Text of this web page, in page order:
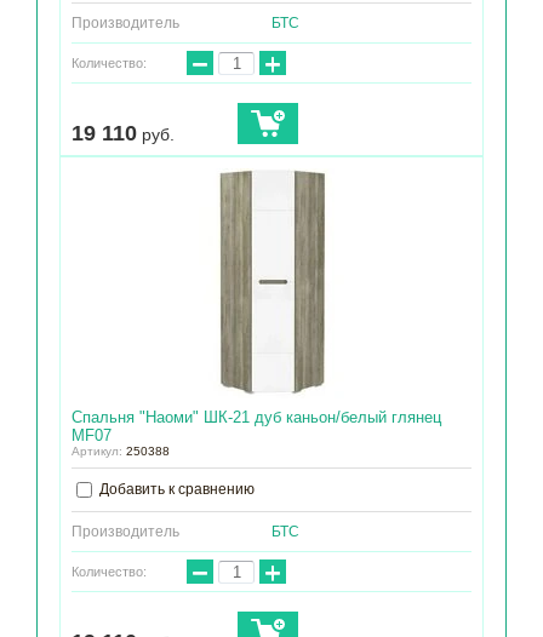
Производитель БТС
Количество: − +
19 110 руб.
Спальня "Наоми" ШК-21 дуб каньон/белый глянец
МF07
Артикул: 250388
Добавить к сравнению
Производитель БТС
Количество: − +